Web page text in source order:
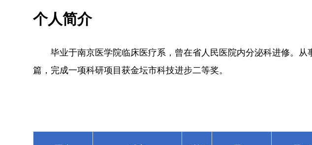
个人简介
毕业于南京医学院临床医疗系，曾在省人民医院内分泌科进修。
篇，完成一项科研项目获金坛市科技进步二等奖。